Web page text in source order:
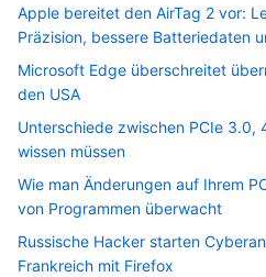
Apple bereitet den AirTag 2 vor:
Präzision, bessere Batteriedaten
Microsoft Edge überschreitet
den USA
Unterschiede zwischen PCIe 3.0,
wissen müssen
Wie man Änderungen auf Ihrem
von Programmen überwacht
Russische Hacker starten
Frankreich mit Firefox